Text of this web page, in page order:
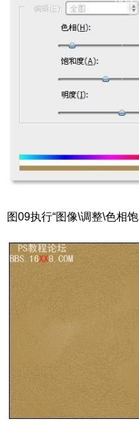
图09执行“图像\调整\色相